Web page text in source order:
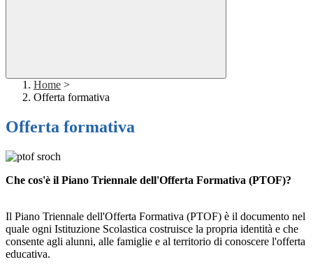
Home >
Offerta formativa
Offerta formativa
Che cos'è il Piano Triennale dell'Offerta Formativa (PTOF)?
Il Piano Triennale dell'Offerta Formativa (PTOF) è il documento nel
quale ogni Istituzione Scolastica costruisce la propria identità e che
consente agli alunni, alle famiglie e al territorio di conoscere l'offerta
educativa.